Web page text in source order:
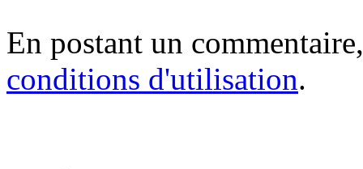
En postant un
conditions d'utilisation.